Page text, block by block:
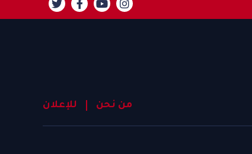
من نحن للإعلان